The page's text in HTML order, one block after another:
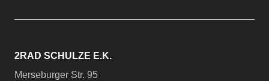
2RAD SCHULZE E.K.
Merseburger Str. 95